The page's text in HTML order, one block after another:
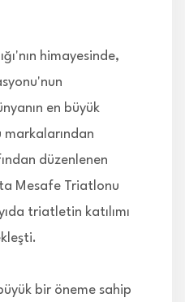
himayesinde,
en büyük
düzenlenen
Mesafe Triatlonu
triatletin katılımı
bir öneme sahip